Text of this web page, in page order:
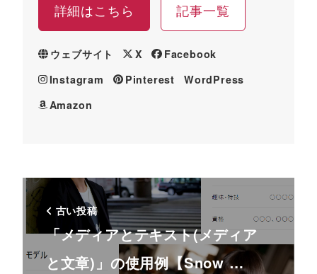
詳細はこちら 記事一覧
ウェブサイト X
Facebook
Instagram
Pinterest
WordPress
Amazon
古い投稿
「メディアとテキスト(メディア
と文章)」の使用例【Snow …